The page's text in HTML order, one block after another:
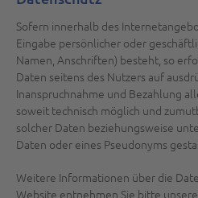
Sofern innerhalb des
Eingabe persönlicher oder
Namen, Anschriften) besteht, so
Daten seitens des Nutzers auf
Inanspruchnahme und Bezahlung
soweit technisch möglich und
solcher Daten beziehungsweise
Daten oder eines Pseudonyms
Weitere Informationen über die
Website entnehmen Sie bitte